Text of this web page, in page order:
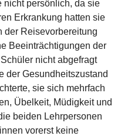
nicht persönlich, da sie
Erkrankung hatten sie
der Reisevorbereitung
Beeinträchtigungen der
nicht abgefragt
der Gesundheitszustand
sie sich mehrfach
Übelkeit, Müdigkeit und
beiden Lehrpersonen
vorerst keine